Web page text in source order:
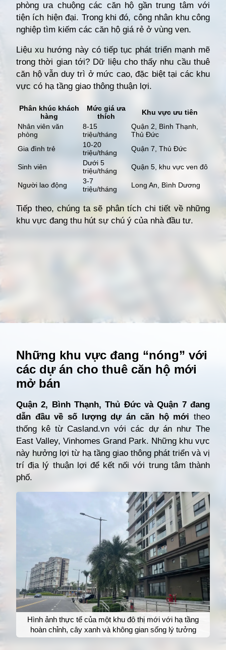
phòng ưa chuộng các căn hộ gần trung tâm với
tiện ích hiện đại. Trong khi đó, công nhân khu công
nghiệp tìm kiếm các căn hộ giá rẻ ở vùng ven.
Liệu xu hướng này có tiếp tục phát triển mạnh mẽ
trong thời gian tới? Dữ liệu cho thấy nhu cầu thuê
căn hộ vẫn duy trì ở mức cao, đặc biệt tại các khu
vực có hạ tầng giao thông thuận lợi.
Phân khúc khách
hàng
Mức giá ưa
thích
Khu vực ưu tiên
Nhân viên văn
phòng
8-15
triệu/tháng
Quận 2, Bình Thạnh,
Thủ Đức
Gia đình trẻ
10-20
triệu/tháng
Quận 7, Thủ Đức
Sinh viên
Dưới 5
triệu/tháng
Quận 5, khu vực ven đô
Người lao động
3-7
triệu/tháng
Long An, Bình Dương
Tiếp theo, chúng ta sẽ phân tích chi tiết về những
khu vực đang thu hút sự chú ý của nhà đầu tư.
Những khu vực đang “nóng” với
các dự án cho thuê căn hộ mới
mở bán
Quận 2, Bình Thạnh, Thủ Đức và Quận 7 đang
dẫn đầu về số lượng dự án căn hộ mới theo
thống kê từ Casland.vn với các dự án như The
East Valley, Vinhomes Grand Park. Những khu vực
này hưởng lợi từ hạ tầng giao thông phát triển và vị
trí địa lý thuận lợi để kết nối với trung tâm thành
phố.
Hình ảnh thực tế của một khu đô thị mới với hạ tầng
hoàn chỉnh, cây xanh và không gian sống lý tưởng